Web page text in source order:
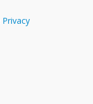
Privacy